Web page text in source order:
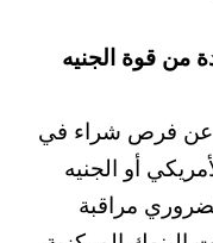
من قوة الجنيه
عن فرص شراء في
أو الجنيه
مراقبة